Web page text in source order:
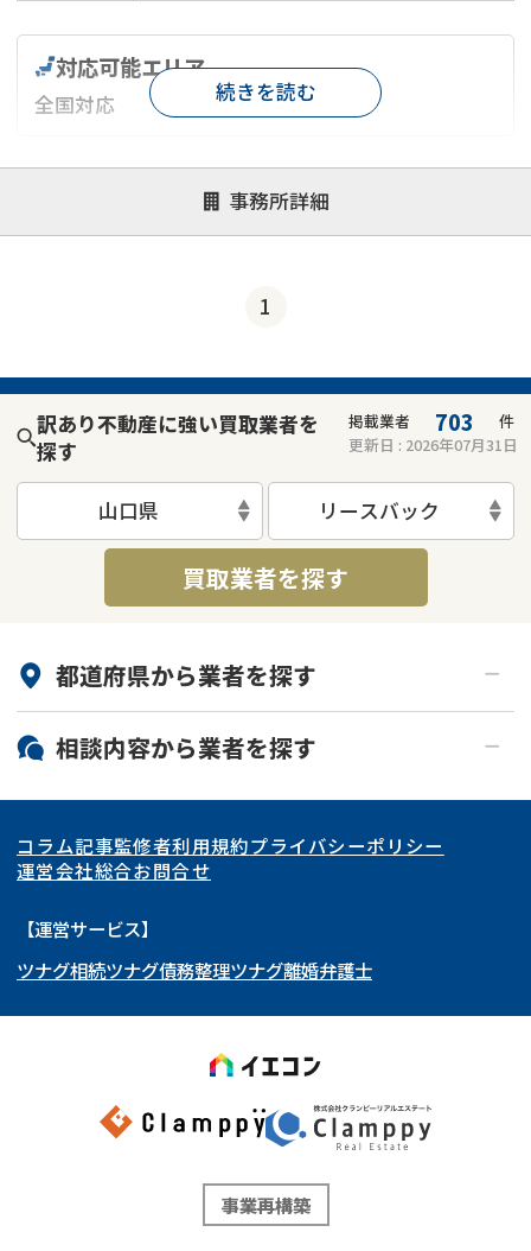
事務所詳細
対応可能エリア
全国対応
対応が親身 オンライン面談可能
レスポンスが早い
1億円以上の買取可
続きを読む
1
訳あり不動産に強い買取業者を
探す
掲載業者 703
件
更新日 : 2026年07月31日
山口県 リースバック
買取業者を探す
都道府県から業者を探す
北海道・東北
北海道 青森県
岩手県 宮城県
秋田県
福島県
関東
東京都 神奈川県
埼玉県
茨城県 群馬県
東海
愛知県
岐阜県 山梨県
関西
大阪府 京都府
和歌山県
北陸・甲信越
富山県
岡山県
徳島県
九州・沖縄
熊本県
相談内容から業者を探す
再建築不可
底地
ゴミ屋敷
リースバック
コラム記事監修者利用規約プライバシーポリシー
運営会社総合お問合せ
【運営サービス】
ツナグ相続ツナグ債務整理ツナグ離婚弁護士
事業再構築